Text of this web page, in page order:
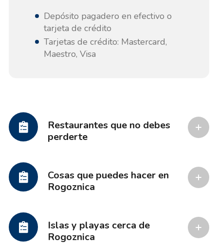
Depósito pagadero en efectivo o
tarjeta de crédito
Tarjetas de crédito: Mastercard,
Maestro, Visa
Restaurantes que no debes
perderte
Cosas que puedes hacer en
Rogoznica
Islas y playas cerca de
Rogoznica